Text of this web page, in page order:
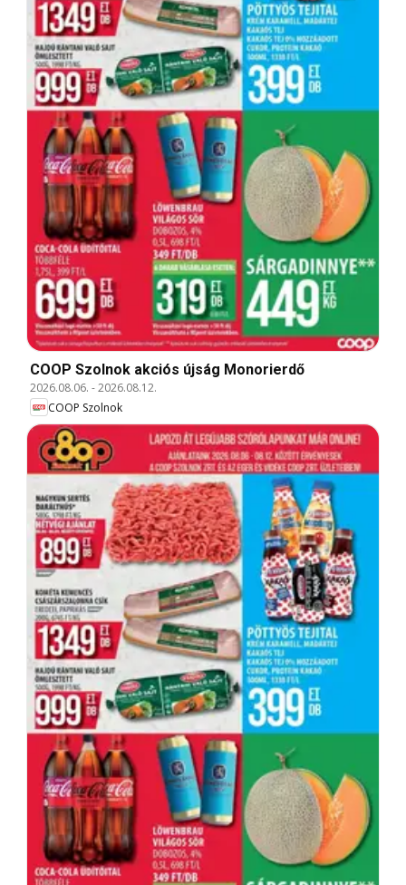
COOP Szolnok akciós újság Monorierdő
2026.08.06. -2026.08.12.
COOP Szolnok